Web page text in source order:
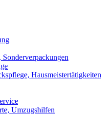
Sonderverpackungen
Hausmeistertätigkeiten
Umzugshilfen